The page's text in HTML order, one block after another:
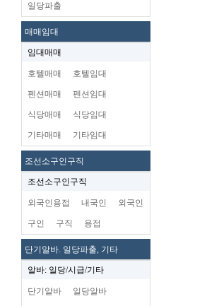
일당파출
매매임대
임대매매
호텔매매 호텔임대
펜션매매 펜션임대
식당매매 식당임대
기타매매 기타임대
조선소구인구직
조선소구인구직
외국인용접 내국인 외국인
구인 구직 용접
단기알바. 일당파출, 기타
알바: 일당/시급/기타
단기알바 일당알바